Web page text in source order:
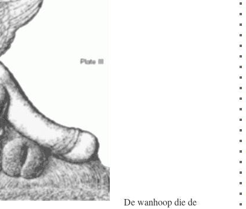
De wanhoop die de